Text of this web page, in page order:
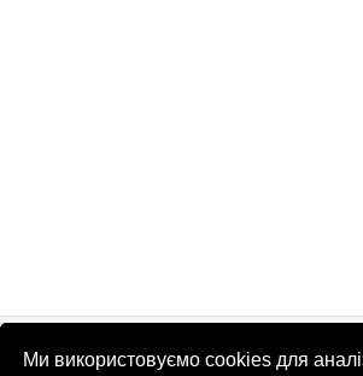
Ми використовуємо cookies для